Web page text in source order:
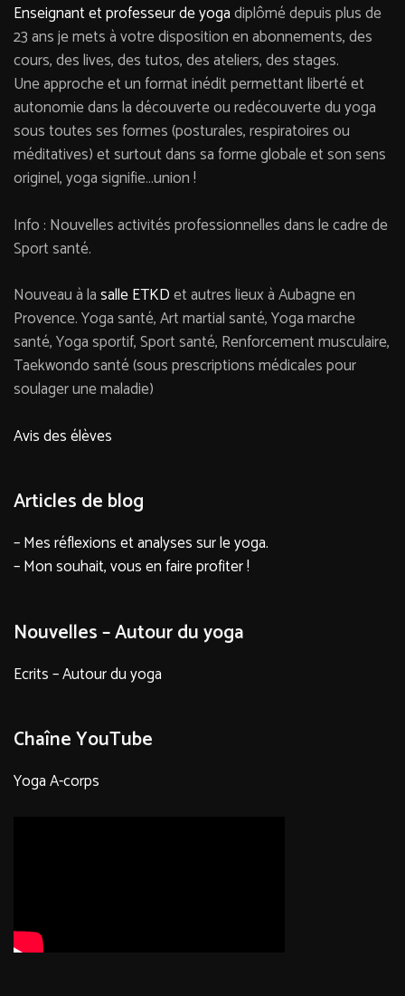
Enseignant et professeur de yogadiplômé depuis plus de
23 ans je mets à votre disposition en abonnements, des
cours, des lives, des tutos, des ateliers, des stages.
Une approche et un format inédit permettant liberté et
autonomie dans la découverte ou redécouverte du yoga
sous toutes ses formes (posturales, respiratoires ou
méditatives) et surtout dans sa forme globale et son sens
originel, yoga signifie…union !
Info : Nouvelles activités professionnelles dans le cadre de
Sport santé.
Nouveau à lasalle ETKDet autres lieux à Aubagne en
Provence. Yoga santé, Art martial santé, Yoga marche
santé, Yoga sportif, Sport santé, Renforcement musculaire,
Taekwondo santé (sous prescriptions médicales pour
soulager une maladie)
Avis des élèves
Articles de blog
– Mes réflexions et analyses sur le yoga.
– Mon souhait, vous en faire profiter !
Nouvelles – Autour du yoga
Ecrits – Autour du yoga
Chaîne YouTube
Yoga A-corps